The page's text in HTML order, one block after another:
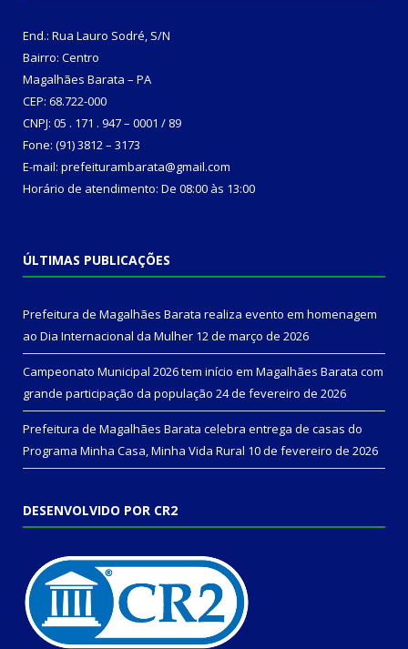
End.: Rua Lauro Sodré, S/N
Bairro: Centro
Magalhães Barata – PA
CEP: 68.722-000
CNPJ: 05 . 171 . 947 – 0001 / 89
Fone: (91) 3812 – 3173
E-mail: prefeiturambarata@gmail.com
Horário de atendimento: De 08:00 às 13:00
ÚLTIMAS PUBLICAÇÕES
Prefeitura de Magalhães Barata realiza evento em homenagem
ao Dia Internacional da Mulher 12 de março de 2026
Campeonato Municipal 2026 tem início em Magalhães Barata com
grande participação da população 24 de fevereiro de 2026
Prefeitura de Magalhães Barata celebra entrega de casas do
Programa Minha Casa, Minha Vida Rural 10 de fevereiro de 2026
DESENVOLVIDO POR CR2